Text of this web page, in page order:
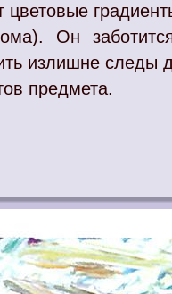
цветовые
Он
излишне следы
предмета.